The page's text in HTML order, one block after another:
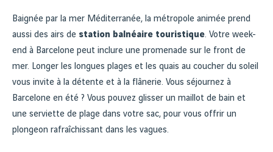
Baignée par la mer Méditerranée, la métropole animée prend
aussi des airs de station balnéaire touristique. Votre week-
end à Barcelone peut inclure une promenade sur le front de
mer. Longer les longues plages et les quais au coucher du soleil
vous invite à la détente et à la flânerie. Vous séjournez à
Barcelone en été ? Vous pouvez glisser un maillot de bain et
une serviette de plage dans votre sac, pour vous offrir un
plongeon rafraîchissant dans les vagues.